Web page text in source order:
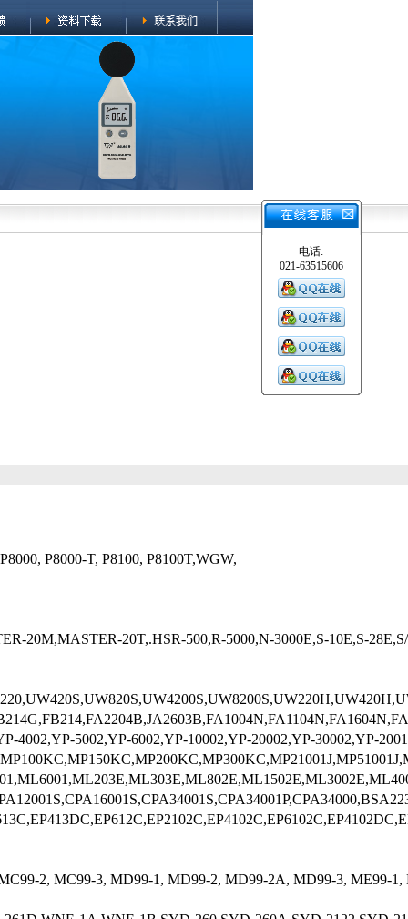
电话:
021-63515606
P8000-T, P8100, P8100T,WGW,
20M,MASTER-20T,.HSR-500,R-5000,N-3000E,S-10E,S-
4002,YP-5002,YP-6002,YP-10002,YP-20002,YP-30002,YP-
2, MC99-3, MD99-1, MD99-2, MD99-2A, MD99-3,